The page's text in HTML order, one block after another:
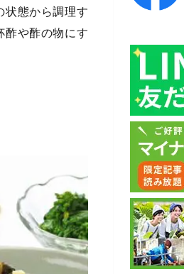
状態から調理す
酢や酢の物にす